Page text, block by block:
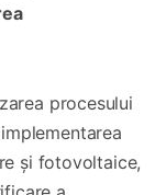
procesului
și fotovoltaice,